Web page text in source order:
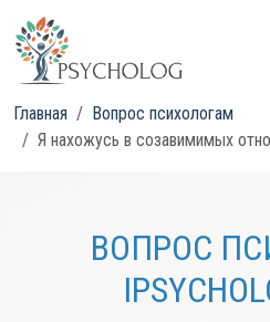
Главная
Вопрос психологам
Я нахожусь в созавимимых
ВОПРОС